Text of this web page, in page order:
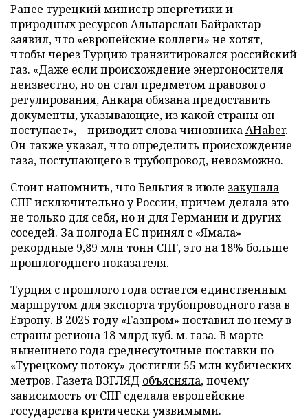
Ранее турецкий министр энергетики и
природных ресурсов Альпарслан Байрактар
заявил, что «европейские коллеги» не хотят,
чтобы через Турцию транзитировался российский
газ. «Даже если происхождение энергоносителя
неизвестно, но он стал предметом правового
регулирования, Анкара обязана предоставить
документы, указывающие, из какой страны он
поступает», – приводит слова чиновникаAHaber.
Он также указал, что определить происхождение
газа, поступающего в трубопровод, невозможно.
Стоит напомнить, что Бельгия в июле закупала
СПГ исключительно у России, причем делала это
не только для себя, но и для Германии и других
соседей. За полгода ЕС принял с «Ямала»
рекордные 9,89 млн тонн СПГ, это на 18% больше
прошлогоднего показателя.
Турция с прошлого года остается единственным
маршрутом для экспорта трубопроводного газа в
Европу. В 2025 году «Газпром» поставил по нему в
страны региона 18 млрд куб. м. газа. В марте
нынешнего года среднесуточные поставки по
«Турецкому потоку» достигли 55 млн кубических
метров. Газета ВЗГЛЯД объясняла, почему
зависимость от СПГ сделала европейские
государства критически уязвимыми.